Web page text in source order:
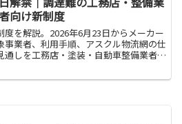
向け新制度
を解説。2026年6月23日からメーカー
事業者、利用手順、アスクル物流網の仕
通しを工務店・塗装・自動車整備業者向